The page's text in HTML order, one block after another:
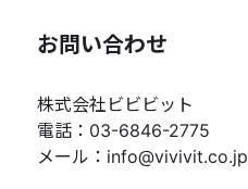
お問い合わせ
株式会社ビビビット
電話：03-6846-2775
メール：info@vivivit.co.jp